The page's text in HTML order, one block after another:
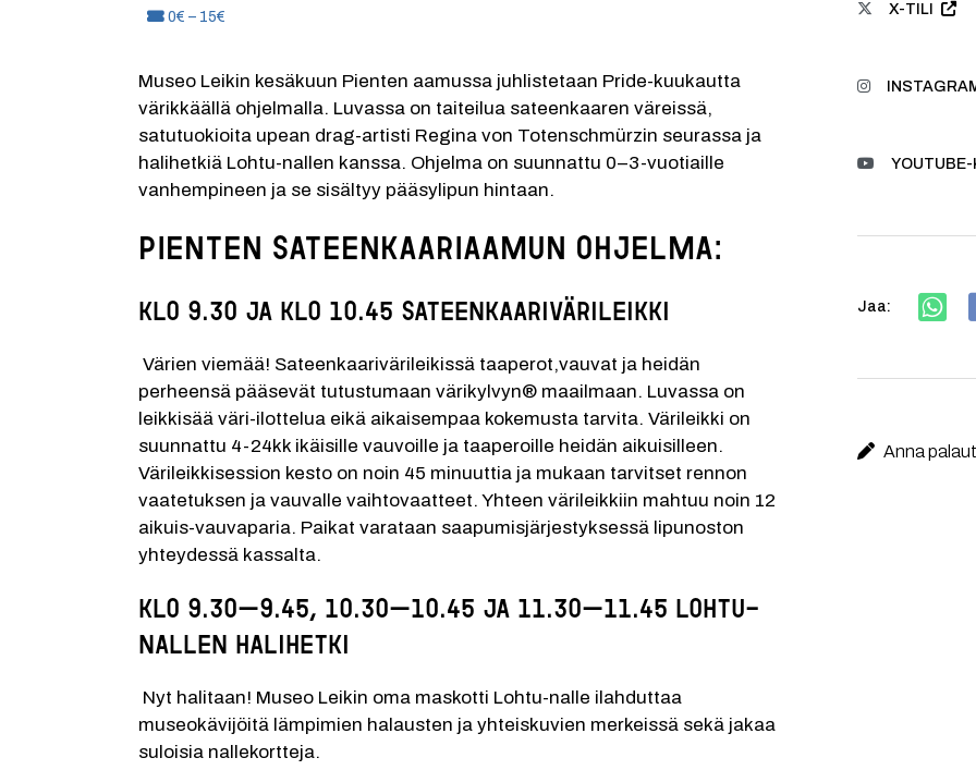
Hinta:0€ – 15€
Museo Leikin kesäkuun Pienten aamussa juhlistetaan Pride-kuukautta
värikkäällä ohjelmalla. Luvassa on taiteilua sateenkaaren väreissä,
satutuokioita upean drag-artisti Regina von Totenschmürzin seurassa ja
halihetkiä Lohtu-nallen kanssa. Ohjelma on suunnattu 0–3-vuotiaille
vanhempineen ja se sisältyy pääsylipun hintaan.
Pienten sateenkaariaamun ohjelma:
klo 9.30 ja klo 10.45 Sateenkaarivärileikki
perheensä pääsevät tutustumaan värikylvyn® maailmaan. Luvassa on
leikkisää väri-ilottelua eikä aikaisempaa kokemusta tarvita. Värileikki on
suunnattu 4-24kk ikäisille vauvoille ja taaperoille heidän aikuisilleen.
Värileikkisession kesto on noin 45 minuuttia ja mukaan tarvitset rennon
vaatetuksen ja vauvalle vaihtovaatteet. Yhteen värileikkiin mahtuu noin 12
aikuis-vauvaparia. Paikat varataan saapumisjärjestyksessä lipunoston
yhteydessä kassalta.
klo 9.30–9.45, 10.30–10.45 ja 11.30–11.45 Lohtu-
nallen halihetki
museokävijöitä lämpimien halausten ja yhteiskuvien merkeissä sekä jakaa
suloisia nallekortteja.
X-TILI
YOUTUBE-
Jaa:
Anna